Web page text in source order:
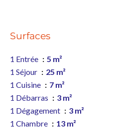
Surfaces
1 Entrée
5 m²
1 Séjour
25 m²
1 Cuisine
7 m²
1 Débarras
3 m²
1 Dégagement
3 m²
1 Chambre
13 m²